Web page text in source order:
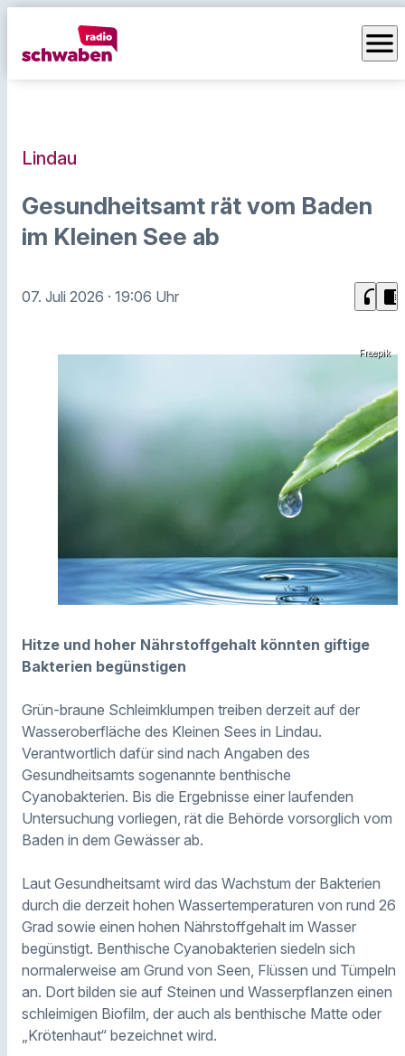
menu
Lindau
Gesundheitsamt rät vom Baden
im Kleinen See ab
07. Juli 2026 · 19:06 Uhr headphones chrome_reader_mode
Freepik
Hitze und hoher Nährstoffgehalt könnten giftige
Bakterien begünstigen
Grün-braune Schleimklumpen treiben derzeit auf der
Wasseroberfläche des Kleinen Sees in Lindau.
Verantwortlich dafür sind nach Angaben des
Gesundheitsamts sogenannte benthische
Cyanobakterien. Bis die Ergebnisse einer laufenden
Untersuchung vorliegen, rät die Behörde vorsorglich vom
Baden in dem Gewässer ab.
Laut Gesundheitsamt wird das Wachstum der Bakterien
durch die derzeit hohen Wassertemperaturen von rund 26
Grad sowie einen hohen Nährstoffgehalt im Wasser
begünstigt. Benthische Cyanobakterien siedeln sich
normalerweise am Grund von Seen, Flüssen und Tümpeln
an. Dort bilden sie auf Steinen und Wasserpflanzen einen
schleimigen Biofilm, der auch als benthische Matte oder
„Krötenhaut“ bezeichnet wird.